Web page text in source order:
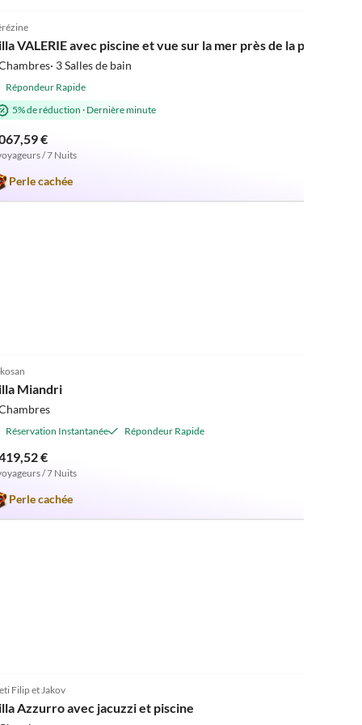
VALERIE avec piscine et vue sur la mer près de la plage
3 Salles de bain
Répondeur Rapide
5% de réduction · Dernière minute
€
/ 7 Nuits
Perle cachée
Miandri
Réservation Instantanée Répondeur Rapide
€
/ 7 Nuits
Perle cachée
Filip et Jakov
Azzurro avec jacuzzi et piscine